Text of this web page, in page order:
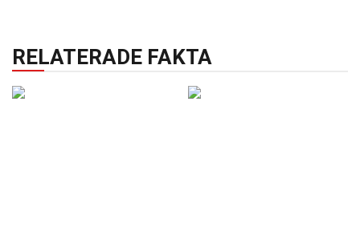
RELATERADE FAKTA